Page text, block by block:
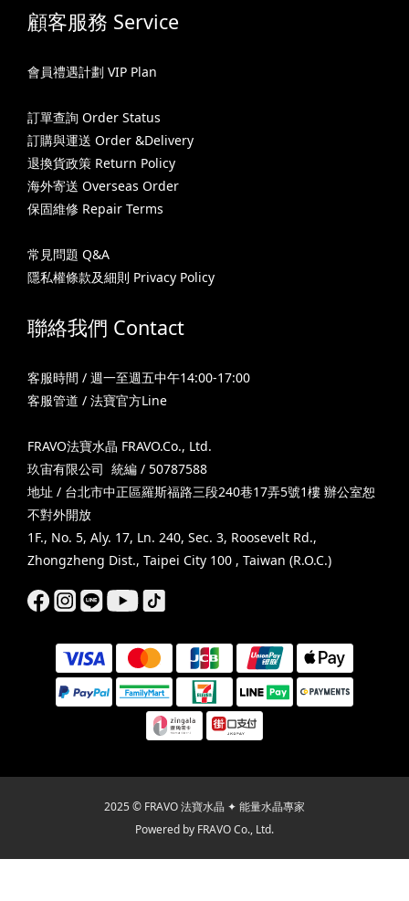
顧客服務 Service
會員禮遇計劃 VIP Plan
訂單查詢 Order Status
訂購與運送 Order &Delivery
退換貨政策 Return Policy
海外寄送 Overseas Order
保固維修 Repair Terms
常見問題 Q&A
隱私權條款及細則 Privacy Policy
聯絡我們 Contact
客服時間 / 週一至週五中午14:00-17:00
客服管道 / 法寶官方Line
FRAVO法寶水晶 FRAVO.Co., Ltd.
玖宙有限公司 統編 / 50787588
地址 / 台北市中正區羅斯福路三段240巷17弄5號1樓 辦公室恕
不對外開放
1F., No. 5, Aly. 17, Ln. 240, Sec. 3, Roosevelt Rd.,
Zhongzheng Dist., Taipei City 100 , Taiwan (R.O.C.)
2025 © FRAVO 法寶水晶 ✦ 能量水晶專家
Powered by FRAVO Co., Ltd.